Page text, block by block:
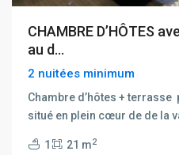
CHAMBRE D’HÔTES
au d...
2 nuitées minimum
Chambre d’hôtes +
situé en plein cœur de de la
1 21 m2